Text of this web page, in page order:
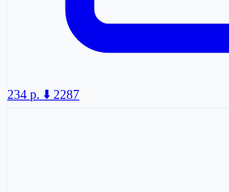
234 p. ⬇️ 2287